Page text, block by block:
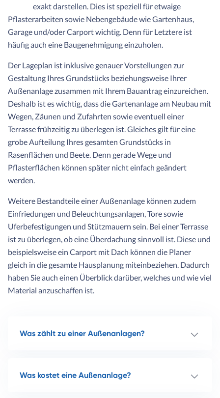
exakt darstellen. Dies ist speziell für etwaige
Pflasterarbeiten sowie Nebengebäude wie Gartenhaus,
Garage und/oder Carport wichtig. Denn für Letztere ist
häufig auch eine Baugenehmigung einzuholen.
Der Lageplan ist inklusive genauer Vorstellungen zur
Gestaltung Ihres Grundstücks beziehungsweise Ihrer
Außenanlage zusammen mit Ihrem Bauantrag einzureichen.
Deshalb ist es wichtig, dass die Gartenanlage am Neubau mit
Wegen, Zäunen und Zufahrten sowie eventuell einer
Terrasse frühzeitig zu überlegen ist. Gleiches gilt für eine
grobe Aufteilung Ihres gesamten Grundstücks in
Rasenflächen und Beete. Denn gerade Wege und
Pflasterflächen können später nicht einfach geändert
werden.
Weitere Bestandteile einer Außenanlage können zudem
Einfriedungen und Beleuchtungsanlagen, Tore sowie
Uferbefestigungen und Stützmauern sein. Bei einer Terrasse
ist zu überlegen, ob eine Überdachung sinnvoll ist. Diese und
beispielsweise ein Carport mit Dach können die Planer
gleich in die gesamte Hausplanung miteinbeziehen. Dadurch
haben Sie auch einen Überblick darüber, welches und wie viel
Material anzuschaffen ist.
Was zählt zu einer Außenanlagen?
Was kostet eine Außenanlage?